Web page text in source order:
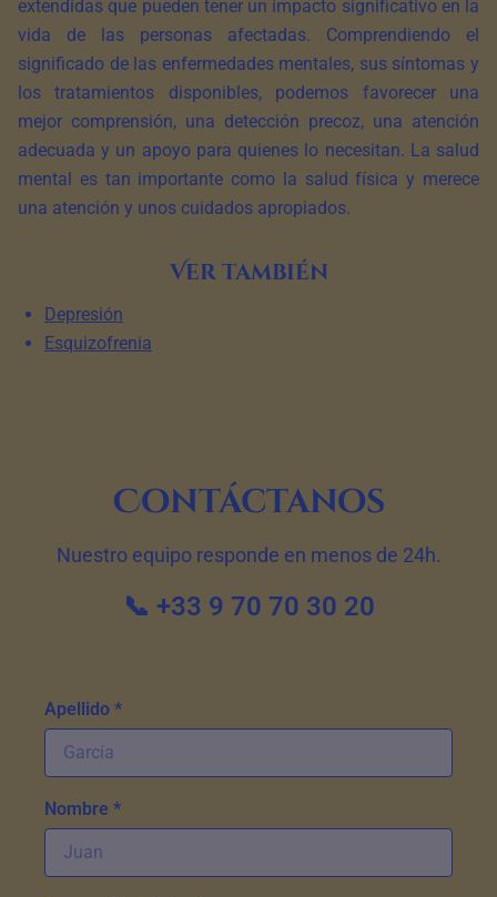
extendidas que pueden tener un impacto significativo en la
vida de las personas afectadas. Comprendiendo el
significado de las enfermedades mentales, sus síntomas y
los tratamientos disponibles, podemos favorecer una
mejor comprensión, una detección precoz, una atención
adecuada y un apoyo para quienes lo necesitan. La salud
mental es tan importante como la salud física y merece
una atención y unos cuidados apropiados.
Ver también
Depresión
Esquizofrenia
Contáctanos
Nuestro equipo responde en menos de 24h.
📞 +33 9 70 70 30 20
Apellido *
Nombre *